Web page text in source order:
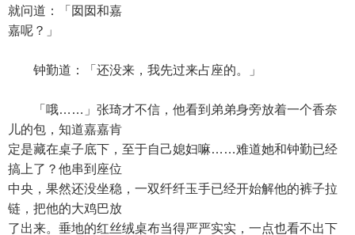
就问道：「囡囡和嘉
嘉呢？」
钟勤道：「还没来，我先过来占座的。」
「哦……」张琦才不信，他看到弟弟身旁放着一个香奈
儿的包，知道嘉嘉肯
定是藏在桌子底下，至于自己媳妇嘛……难道她和钟勤已经
搞上了？他串到座位
中央，果然还没坐稳，一双纤纤玉手已经开始解他的裤子拉
链，把他的大鸡巴放
了出来。垂地的红丝绒桌布当得严严实实，一点也看不出下